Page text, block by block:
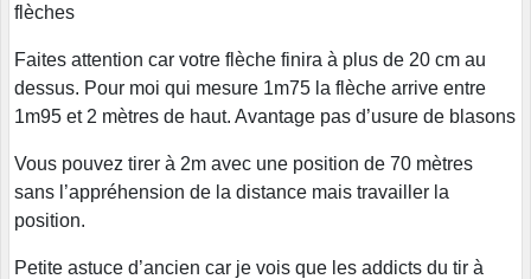
flèches
Faites attention car votre flèche finira à plus de 20 cm au
dessus. Pour moi qui mesure 1m75 la flèche arrive entre
1m95 et 2 mètres de haut. Avantage pas d’usure de blasons
Vous pouvez tirer à 2m avec une position de 70 mètres
sans l’appréhension de la distance mais travailler la
position.
Petite astuce d’ancien car je vois que les addicts du tir à